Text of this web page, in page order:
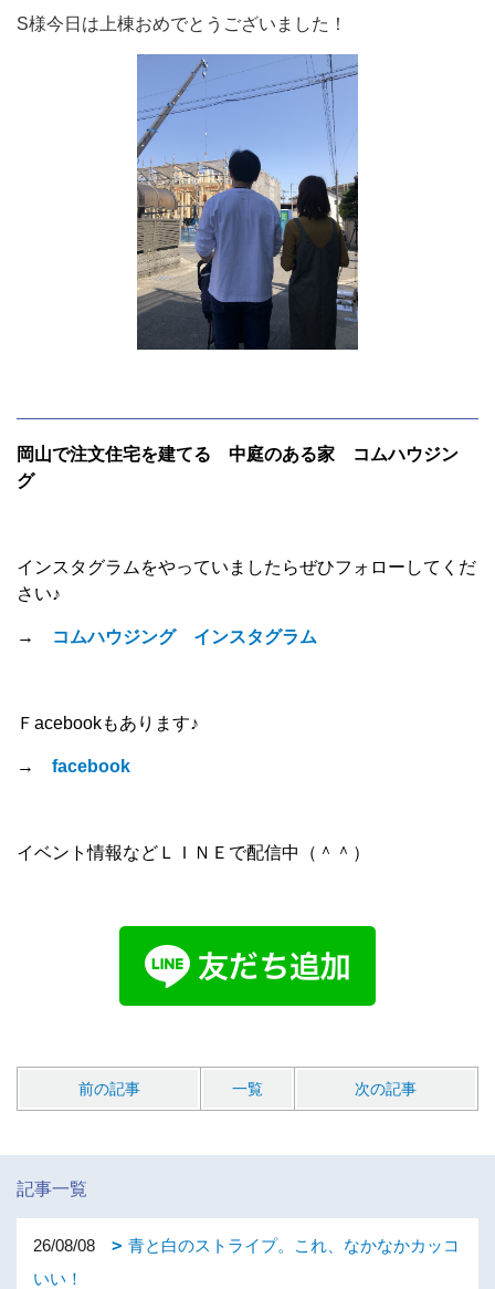
S様今日は上棟おめでとうございました！
岡山で注文住宅を建てる 中庭のある家 コムハウジン
グ
インスタグラムをやっていましたらぜひフォローしてくだ
さい♪
→ コムハウジング インスタグラム
Ｆacebookもあります♪
→ facebook
イベント情報などＬＩＮＥで配信中（＾＾）
前の記事 一覧 次の記事
記事一覧
26/08/08
青と白のストライプ。これ、なかなかカッコ
いい！